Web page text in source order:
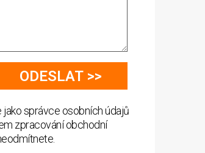
jako správce osobních údajů
zpracování obchodní